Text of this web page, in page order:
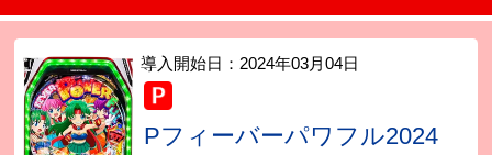
導入開始日： 2024年03月04日
Pフィーバーパワフル2024